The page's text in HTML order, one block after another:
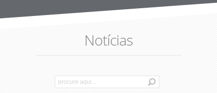
Notícias